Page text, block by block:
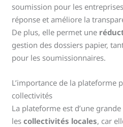
soumission pour les
réponse et améliore la
De plus, elle permet une
gestion des dossiers papier,
pour les soumissionnaires.
L’importance de la plateforme
collectivités
La plateforme est d’une
lescollectivités locales, car